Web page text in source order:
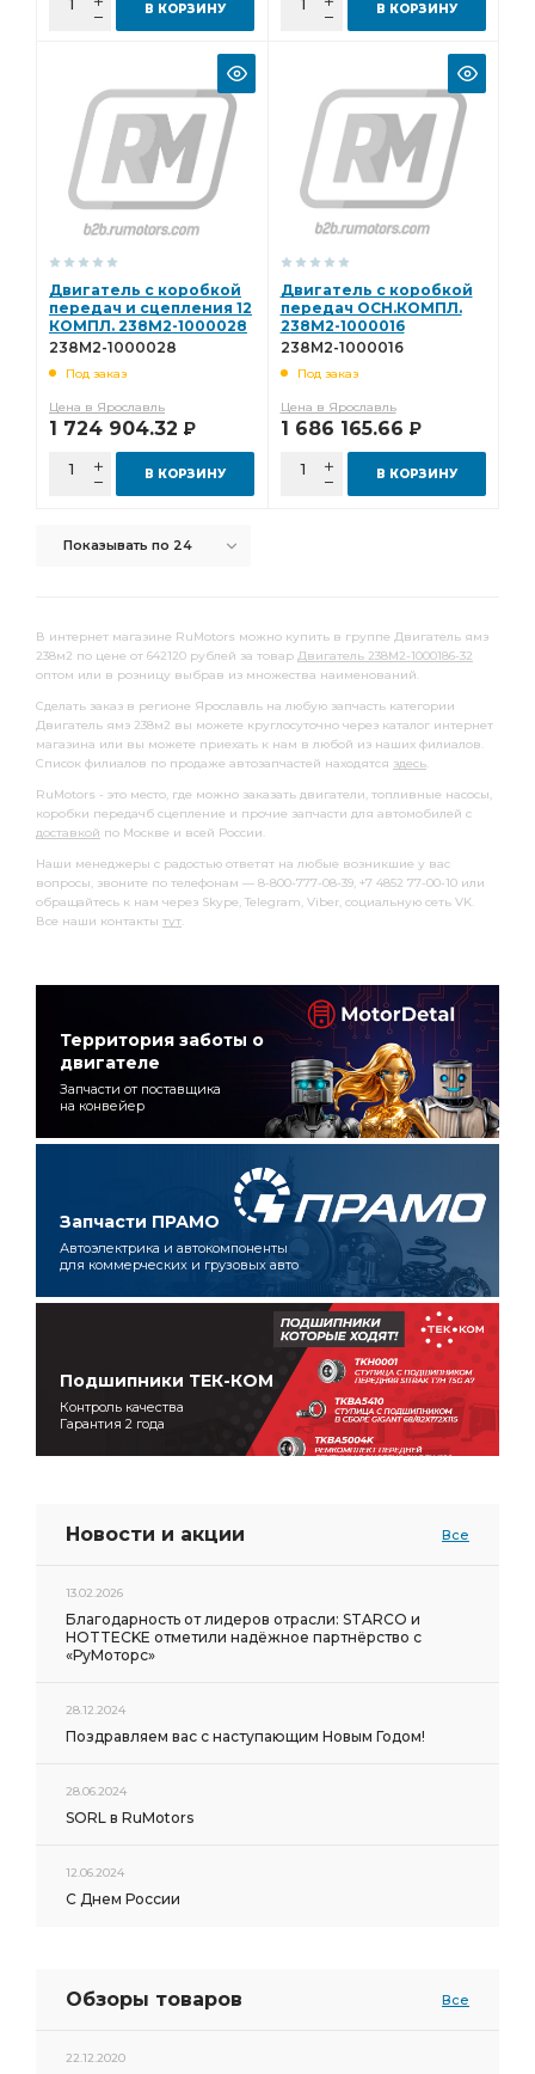
В КОРЗИНУ В КОРЗИНУ
Двигатель с коробкой
передач и сцепления 12
КОМПЛ. 238М2-1000028
238М2-1000028
Под заказ
Цена в Ярославль
1 724 904.32 Р
В КОРЗИНУ
Двигатель с коробкой
передач ОСН.КОМПЛ.
238М2-1000016
238М2-1000016
Под заказ
Цена в Ярославль
1 686 165.66 Р
В КОРЗИНУ
Показывать по 24
В интернет магазине RuMotors можно купить в группе Двигатель ямз
238м2 по цене от 642120 рублей за товар Двигатель 238М2-1000186-32
оптом или в розницу выбрав из множества наименований.
Сделать заказ в регионе Ярославль на любую запчасть категории
Двигатель ямз 238м2 вы можете круглосуточно через каталог интернет
магазина или вы можете приехать к нам в любой из наших филиалов.
Список филиалов по продаже автозапчастей находятся здесь.
RuMotors - это место, где можно заказать двигатели, топливные насосы,
коробки передачб сцепление и прочие запчасти для автомобилей с
доставкой по Москве и всей России.
Наши менеджеры с радостью ответят на любые возникшие у вас
вопросы, звоните по телефонам — 8-800-777-08-39, +7 4852 77-00-10 или
обращайтесь к нам через Skype, Telegram, Viber, социальную сеть VK.
Все наши контакты тут.
Территория заботы о
двигателе
Запчасти от поставщика
на конвейер
Запчасти ПРАМО
Автоэлектрика и автокомпоненты
для коммерческих и грузовых авто
Подшипники ТЕК-КОМ
Контроль качества
Гарантия 2 года
Новости и акции Все
13.02.2026
Благодарность от лидеров отрасли: STARCO и
HOTTECKE отметили надёжное партнёрство с
«РуМоторс»
28.12.2024
Поздравляем вас с наступающим Новым Годом!
28.06.2024
SORL в RuMotors
12.06.2024
С Днем России
Обзоры товаров Все
22.12.2020